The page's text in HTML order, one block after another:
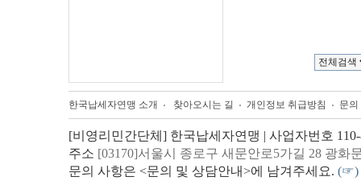
한국납세자연맹 소개 찾아오시는 길 개인정보 취급방침 문
[비영리민간단체] 한국납세자연맹 | 사업자번호
주소 [03170]서울시 종로구 새문안로5가길 28 광화
문의 사항은 <문의 및 상담안내>에 남겨주세요. (☞)